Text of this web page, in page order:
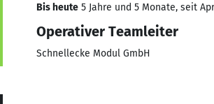
Bis heute 5 Jahre und 5 Monate, seit
Operativer Teamleiter
Schnellecke Modul GmbH